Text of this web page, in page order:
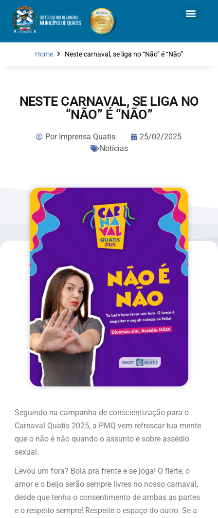
Home Neste carnaval, se liga no “Não” é “Não”
NESTE CARNAVAL, SE LIGA NO
“NÃO” É “NÃO”
PorImprensa Quatis
25/02/2025
Notícias
Seguindo na campanha de conscientização para o
Carnaval Quatis 2025, a PMQ vem refrescar tua mente
que o não é não quando o assunto é sobre assédio
sexual.
Levou um fora? Bola pra frente e se joga! O flerte, o
amor e o beijo serão sempre livres no nosso carnaval,
desde que tenha o consentimento de ambas as partes
e o respeito sempre! Respeite o espaço do outro. Se a